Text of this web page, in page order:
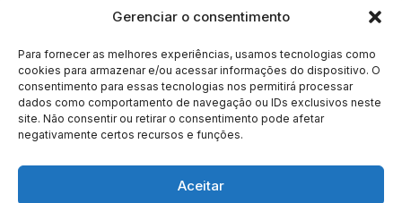
Gerenciar o consentimento
Para fornecer as melhores experiências, usamos tecnologias como
cookies para armazenar e/ou acessar informações do dispositivo. O
consentimento para essas tecnologias nos permitirá processar
dados como comportamento de navegação ou IDs exclusivos neste
site. Não consentir ou retirar o consentimento pode afetar
negativamente certos recursos e funções.
Aceitar